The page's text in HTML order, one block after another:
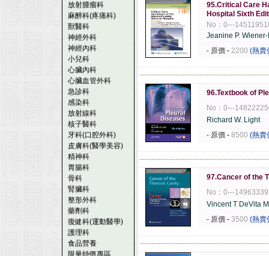
放射腫瘤科
麻醉科(疼痛科)
獸醫科
神經外科
神經內科
小兒科
心臟內科
心臟血管外科
急診科
感染科
放射線科
核子醫科
牙科(口腔外科)
皮膚科(醫學美容)
精神科
胃腸科
骨科
腎臟科
整形外科
藥劑科
復健科(運動醫學)
護理科
食品營養
限量特價專區
95.Critical Care
Hospital Sixth
No：0---
Jeanine P.
- 原價 - 2200 (熱賣
96.Textbook of
No：0---
Richard W. Light
- 原價 - 8500 (熱賣
97.Cancer of the
No：0---
Vincent T DeVita
- 原價 - 3500 (熱賣